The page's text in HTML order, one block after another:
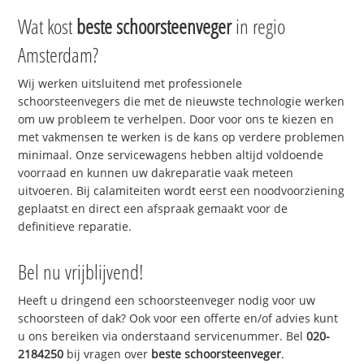
Wat kostbeste schoorsteenvegerin regio
Amsterdam?
Wij werken uitsluitend met professionele
schoorsteenvegers die met de nieuwste technologie werken
om uw probleem te verhelpen. Door voor ons te kiezen en
met vakmensen te werken is de kans op verdere problemen
minimaal. Onze servicewagens hebben altijd voldoende
voorraad en kunnen uw dakreparatie vaak meteen
uitvoeren. Bij calamiteiten wordt eerst een noodvoorziening
geplaatst en direct een afspraak gemaakt voor de
definitieve reparatie.
Bel nu vrijblijvend!
Heeft u dringend een schoorsteenveger nodig voor uw
schoorsteen of dak? Ook voor een offerte en/of advies kunt
u ons bereiken via onderstaand servicenummer. Bel020-
2184250 bij vragen over beste schoorsteenveger.